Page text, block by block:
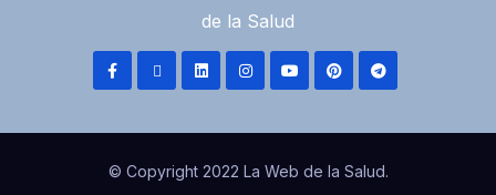
de la Salud
© Copyright 2022 La Web de la Salud.